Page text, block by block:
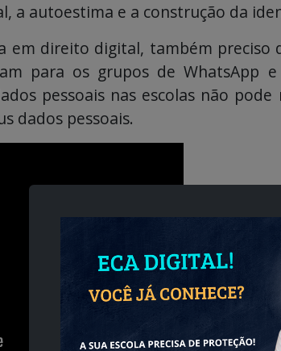
a autoestima e a construção da
em direito digital, também
para os grupos de WhatsApp
pessoais nas escolas não
dados pessoais.